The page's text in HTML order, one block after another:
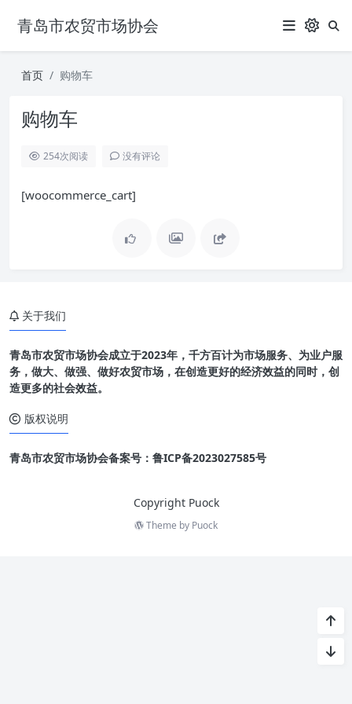
青岛市农贸市场协会
首页 购物车
购物车
254次阅读 没有评论
[woocommerce_cart]
关于我们
青岛市农贸市场协会成立于2023年，千方百计为市场服务、为业户服
务，做大、做强、做好农贸市场，在创造更好的经济效益的同时，创
造更多的社会效益。
版权说明
青岛市农贸市场协会备案号：鲁ICP备2023027585号
Copyright Puock
Theme by Puock